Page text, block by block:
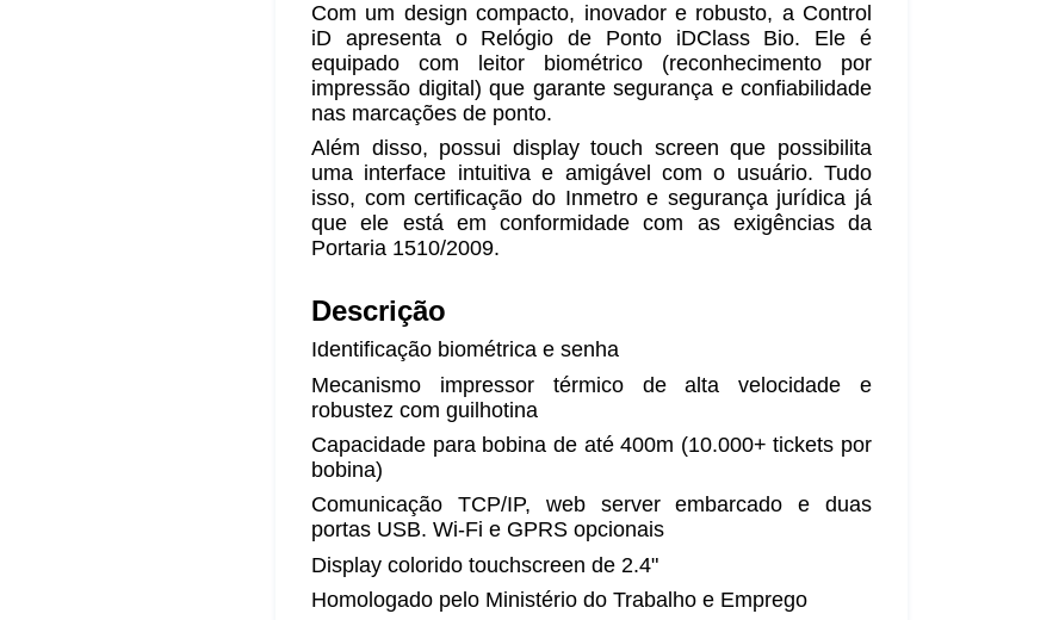
Com um design compacto, inovador e robusto, a Control
iD apresenta o Relógio de Ponto iDClass Bio. Ele é
equipado com leitor biométrico (reconhecimento por
impressão digital) que garante segurança e confiabilidade
nas marcações de ponto.
Além disso, possui display touch screen que possibilita
uma interface intuitiva e amigável com o usuário. Tudo
isso, com certificação do Inmetro e segurança jurídica já
que ele está em conformidade com as exigências da
Portaria 1510/2009.
Descrição
Identificação biométrica e senha
Mecanismo impressor térmico de alta velocidade e
robustez com guilhotina
Capacidade para bobina de até 400m (10.000+ tickets por
bobina)
Comunicação TCP/IP, web server embarcado e duas
portas USB. Wi-Fi e GPRS opcionais
Display colorido touchscreen de 2.4"
Homologado pelo Ministério do Trabalho e Emprego